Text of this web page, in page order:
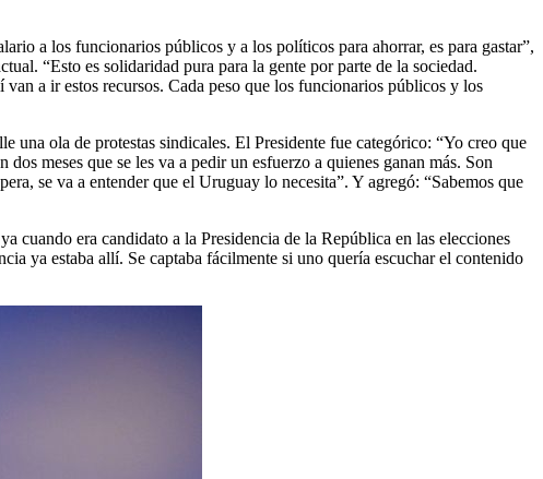
a los funcionarios públicos y a los políticos para ahorrar, es para gastar”,
“Esto es solidaridad pura para la gente por parte de la sociedad.
a ir estos recursos. Cada peso que los funcionarios públicos y los
una ola de protestas sindicales. El Presidente fue categórico: “Yo creo que
meses que se les va a pedir un esfuerzo a quienes ganan más. Son
se va a entender que el Uruguay lo necesita”. Y agregó: “Sabemos que
cuando era candidato a la Presidencia de la República en las elecciones
ya estaba allí. Se captaba fácilmente si uno quería escuchar el contenido